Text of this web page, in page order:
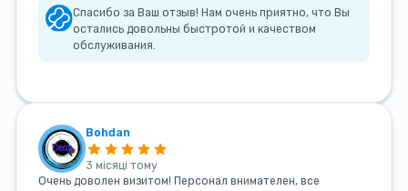
Спасибо за Ваш отзыв! Нам очень приятно, что Вы
остались довольны быстротой и качеством
обслуживания.
Bohdan
3 місяці тому
Очень доволен визитом! Персонал внимателен, все